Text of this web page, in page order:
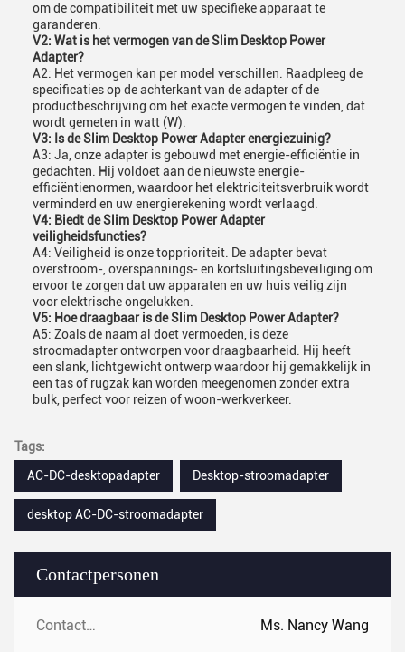
Contactpersonen
Contactpersonen: Ms. Nancy Wang
om de compatibiliteit met uw specifieke apparaat te
garanderen.
V2: Wat is het vermogen van de Slim Desktop Power
Adapter?
A2: Het vermogen kan per model verschillen. Raadpleeg de
specificaties op de achterkant van de adapter of de
productbeschrijving om het exacte vermogen te vinden, dat
wordt gemeten in watt (W).
V3: Is de Slim Desktop Power Adapter energiezuinig?
A3: Ja, onze adapter is gebouwd met energie-efficiëntie in
gedachten. Hij voldoet aan de nieuwste energie-
efficiëntienormen, waardoor het elektriciteitsverbruik wordt
verminderd en uw energierekening wordt verlaagd.
V4: Biedt de Slim Desktop Power Adapter
veiligheidsfuncties?
A4: Veiligheid is onze topprioriteit. De adapter bevat
overstroom-, overspannings- en kortsluitingsbeveiliging om
ervoor te zorgen dat uw apparaten en uw huis veilig zijn
voor elektrische ongelukken.
V5: Hoe draagbaar is de Slim Desktop Power Adapter?
A5: Zoals de naam al doet vermoeden, is deze
stroomadapter ontworpen voor draagbaarheid. Hij heeft
een slank, lichtgewicht ontwerp waardoor hij gemakkelijk in
een tas of rugzak kan worden meegenomen zonder extra
bulk, perfect voor reizen of woon-werkverkeer.
Tags:
AC-DC-desktopadapter
Desktop-stroomadapter
desktop AC-DC-stroomadapter